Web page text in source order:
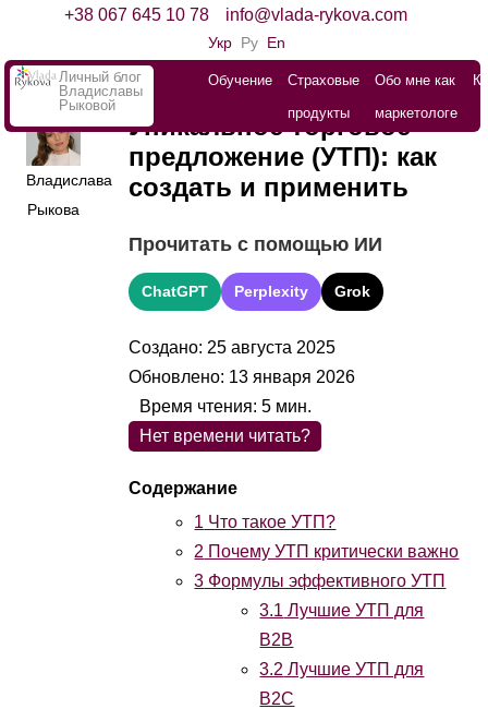
+38 067 645 10 78 info@vlada-rykova.com
Укр Ру En
Личный блог
Владиславы
Рыковой
Обучение
Страховые
продукты
Обо мне как
маркетологе
Владислава
Рыкова
Уникальное торговое
предложение (УТП): как
создать и применить
Прочитать с помощью ИИ
ChatGPT Perplexity Grok
Создано: 25 августа 2025
Обновлено: 13 января 2026
Нет времени читать?
1 Что такое УТП?
2 Почему УТП критически важно
3 Формулы эффективного УТП
3.1 Лучшие УТП для
B2B
3.2 Лучшие УТП для
B2C
Время чтения:5 мин.